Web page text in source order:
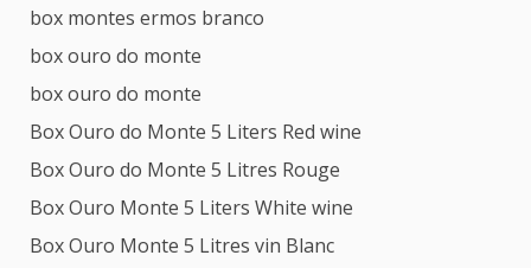
box montes ermos branco
box ouro do monte
box ouro do monte
Box Ouro do Monte 5 Liters Red wine
Box Ouro do Monte 5 Litres Rouge
Box Ouro Monte 5 Liters White wine
Box Ouro Monte 5 Litres vin Blanc